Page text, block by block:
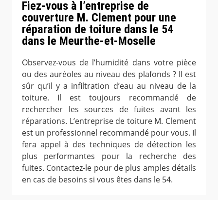
Fiez-vous à l’entreprise de
couverture M. Clement pour une
réparation de toiture dans le 54
dans le Meurthe-et-Moselle
Observez-vous de l’humidité dans votre pièce
ou des auréoles au niveau des plafonds ? Il est
sûr qu’il y a infiltration d’eau au niveau de la
toiture. Il est toujours recommandé de
rechercher les sources de fuites avant les
réparations. L’entreprise de toiture M. Clement
est un professionnel recommandé pour vous. Il
fera appel à des techniques de détection les
plus performantes pour la recherche des
fuites. Contactez-le pour de plus amples détails
en cas de besoins si vous êtes dans le 54.